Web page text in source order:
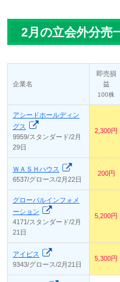
2月の立会外分売
企業名
即売損
益
100株
アシードホールディン
グス
9959/スタンダード/2月
29日
2,300円
ＷＡＳＨハウス
6537/グロース/2月22日
200円
グローバルインフォメ
ーション
4171/スタンダード/2月
21日
5,200円
アイビス
9343/グロース/2月21日
5,300円